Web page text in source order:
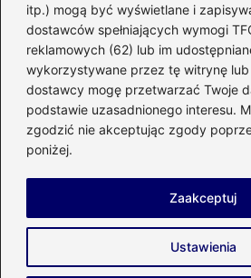
itp.) mogą być wyświetlane i
dostawców spełniających wymogi
reklamowych (62) lub im
wykorzystywane przez tę witrynę
dostawcy mogę przetwarzać Twoje
podstawie uzasadnionego interesu.
zgodzić nie akceptując zgody
poniżej.
Ustawienia
Zaakceptuj
Budowa (285)
Dom(207)
Energetyka(21)
Meble i elektronika(23)
Ogród(51)
Remont(78)
Prywatność
Napisz do nas